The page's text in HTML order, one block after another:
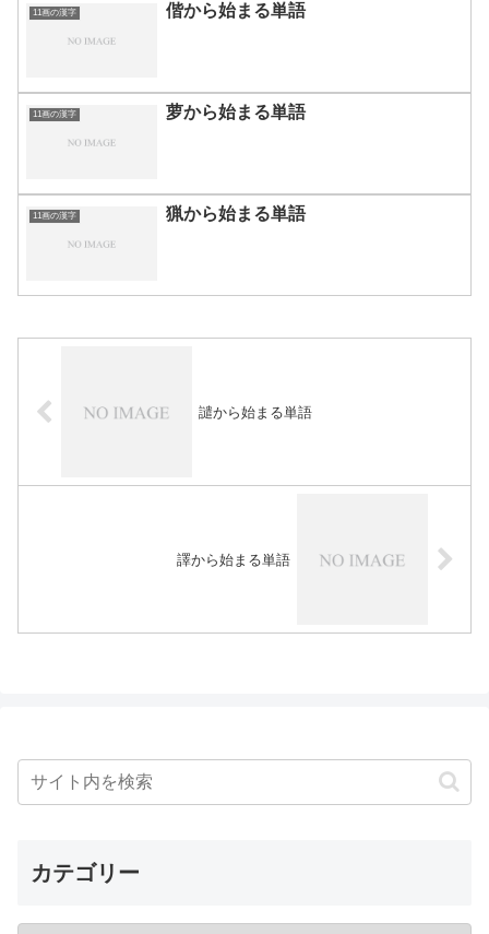
11画の漢字 偕から始まる単語
11画の漢字 萝から始まる単語
11画の漢字 猟から始まる単語
譴から始まる単語
譯から始まる単語
カテゴリー